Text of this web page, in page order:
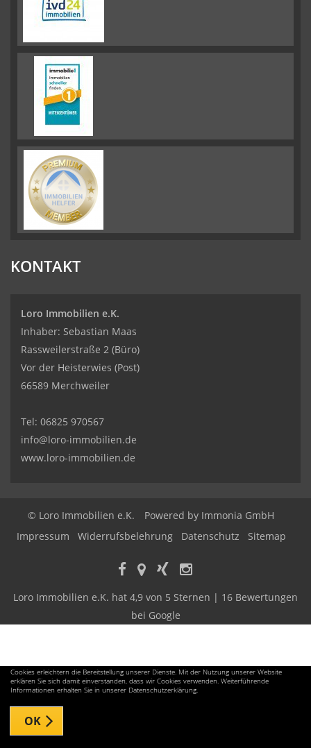
Cookies erleichtern die Bereitstellung unserer Dienste. Mit der Nutzung unserer Website
erklären Sie sich damit einverstanden, dass wir Cookies verwenden. Weiterführende
Informationen erhalten Sie in unserer Datenschutzerklärung.
OK
KONTAKT
Loro Immobilien e.K.
Inhaber: Sebastian Maas
Rassweilerstraße 2 (Büro)
Vor der Heisterwies (Post)
66589 Merchweiler
Tel: 06825 970567
info@loro-immobilien.de
www.loro-immobilien.de
© Loro Immobilien e.K.
Powered by Immonia GmbH
Impressum
Widerrufsbelehrung Datenschutz Sitemap
Loro Immobilien e.K. hat 4,9 von 5 Sternen | 16 Bewertungen
bei Google